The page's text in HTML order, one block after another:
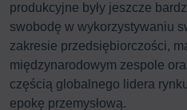
produkcyjne były jeszcze
swobodę w wykorzystywaniu
zakresie przedsiębiorczości,
międzynarodowym zespole
częścią globalnego lidera
epokę przemysłową.